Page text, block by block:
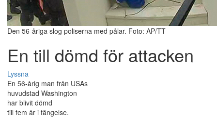
Den 56-åriga slog poliserna med pålar. Foto: AP/TT
En till dömd för attacken
Lyssna
En 56-årig man från USAs
huvudstad Washington
har blivit dömd
till fem år i fängelse.